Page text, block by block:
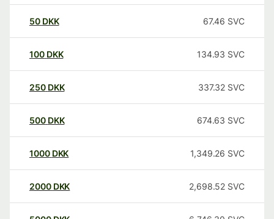
50 DKK 67.46 SVC
100 DKK 134.93 SVC
250 DKK 337.32 SVC
500 DKK 674.63 SVC
1000 DKK 1,349.26 SVC
2000 DKK 2,698.52 SVC